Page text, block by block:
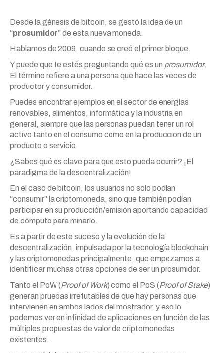
Desde la génesis de bitcoin, se gestó la idea de un
“prosumidor” de esta nueva moneda.
Hablamos de 2009, cuando se creó el primer bloque.
Y puede que te estés preguntando qué es un prosumidor.
El término refiere a una persona que hace las veces de
productor y consumidor.
Puedes encontrar ejemplos en el sector de energías
renovables, alimentos, informática y la industria en
general, siempre que las personas puedan tener un rol
activo tanto en el consumo como en la producción de un
producto o servicio.
¿Sabes qué es clave para que esto pueda ocurrir? ¡El
paradigma de la descentralización!
En el caso de bitcoin, los usuarios no solo podían
“consumir” la criptomoneda, sino que también podían
participar en su producción/emisión aportando capacidad
de cómputo para minarlo.
Es a partir de este suceso y la evolución de la
descentralización, impulsada por la tecnología blockchain
y las criptomonedas principalmente, que empezamos a
identificar muchas otras opciones de ser un prosumidor.
Tanto el PoW (Proof of Work) como el PoS (Proof of Stake)
generan pruebas irrefutables de que hay personas que
intervienen en ambos lados del mostrador, y eso lo
podemos ver en infinidad de aplicaciones en función de las
múltiples propuestas de valor de criptomonedas
existentes.